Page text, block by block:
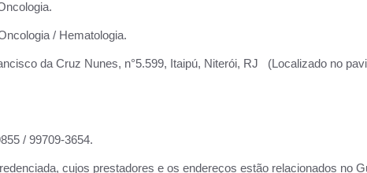
/ Hematologia.
da Cruz Nunes, n°5.599, Itaipú, Niterói, RJ (Localizado no
/ 99709-3654.
cujos prestadores e os endereços estão relacionados no